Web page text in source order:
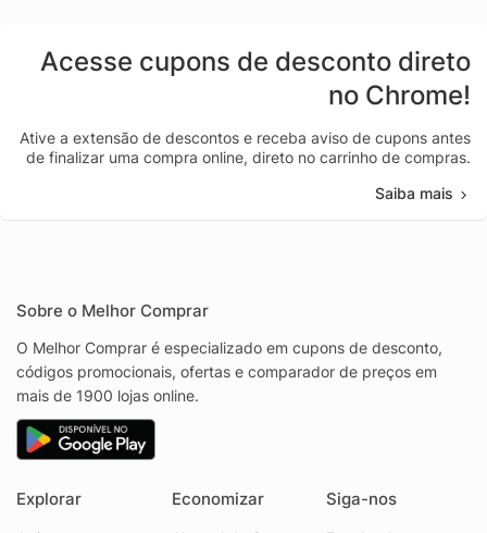
Acesse cupons de desconto direto
no Chrome!
Ative a extensão de descontos e receba aviso de cupons antes
de finalizar uma compra online, direto no carrinho de compras.
Saiba mais
Sobre o Melhor Comprar
O Melhor Comprar é especializado em cupons de desconto,
códigos promocionais, ofertas e comparador de preços em
mais de 1900 lojas online.
Explorar Economizar Siga-nos